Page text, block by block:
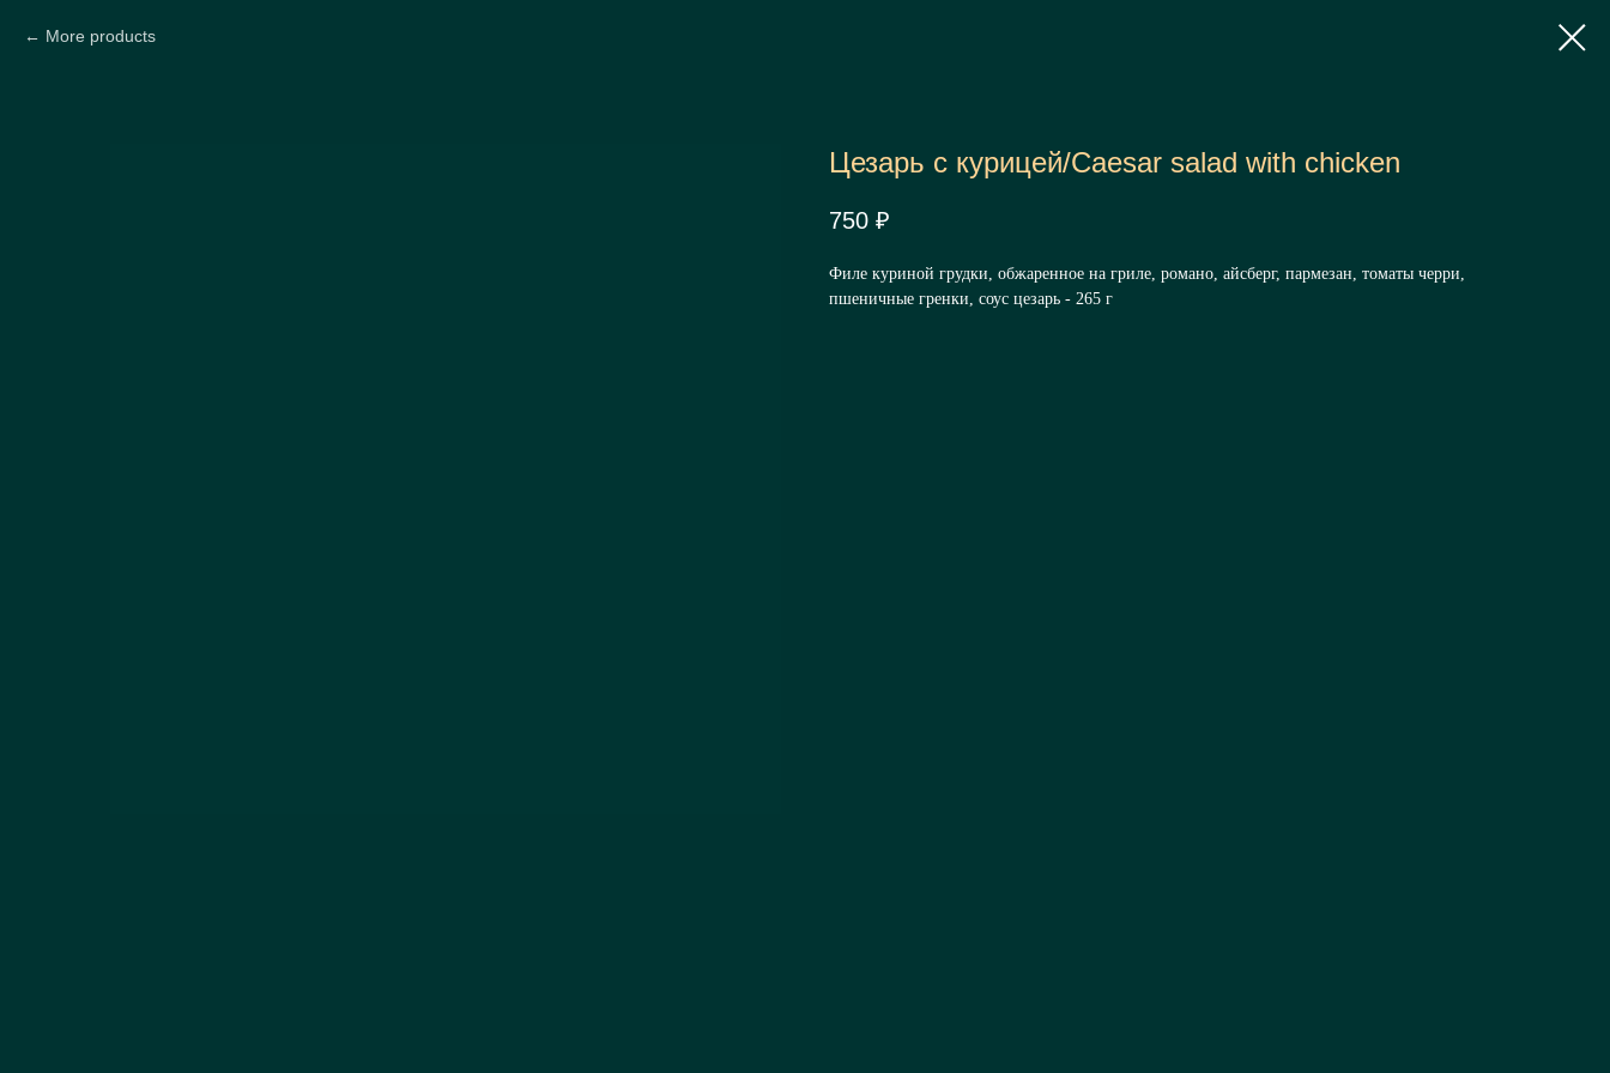
More products
Цезарь с курицей/Caesar salad with chicken
750 ₽
Филе куриной грудки, обжаренное на гриле, романо, айсберг, пармезан, томаты черри,
пшеничные гренки, соус цезарь - 265 г